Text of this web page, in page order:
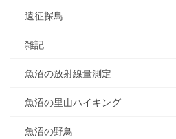
遠征探鳥
雑記
魚沼の放射線量測定
魚沼の里山ハイキング
魚沼の野鳥